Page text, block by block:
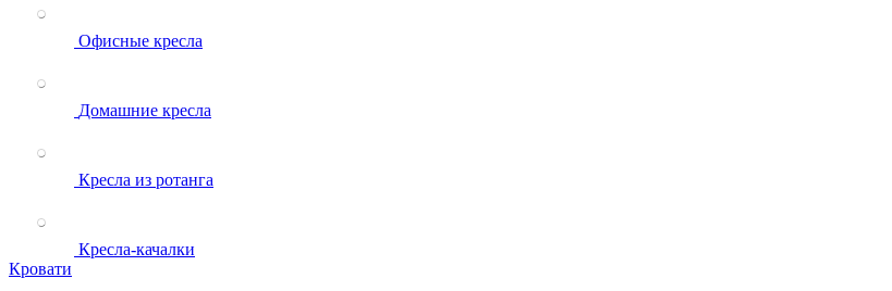
Офисные кресла
Домашние кресла
Кресла из ротанга
Кресла-качалки
Кровати